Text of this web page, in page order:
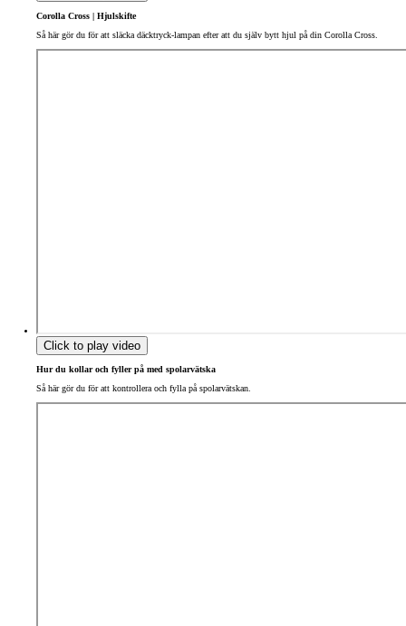
Corolla Cross | Hjulskifte
Så här gör du för att släcka däcktryck-lampan efter att du själv bytt hjul på din Corolla Cross.
Click to play video
Hur du kollar och fyller på med spolarvätska
Så här gör du för att kontrollera och fylla på spolarvätskan.